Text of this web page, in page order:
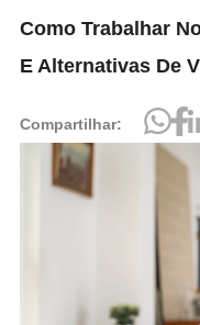
Como Trabalhar
E Alternativas De
Compartilhar: